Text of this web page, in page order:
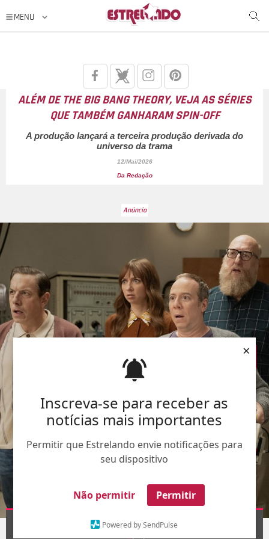
Inscreva-se para receber as
notícias mais importantes
Permitir que Estrelando envie notificações para
seu dispositivo
Não permitir Permitir
Powered by SendPulse
×
ALÉM DETHE BIG BANG THEORY, VEJA AS SÉRIES
QUE TAMBÉM GANHARAMSPIN-OFF
A produção lançará a terceira produção derivada do
universo da trama
12/Mai/2026
Da Redação